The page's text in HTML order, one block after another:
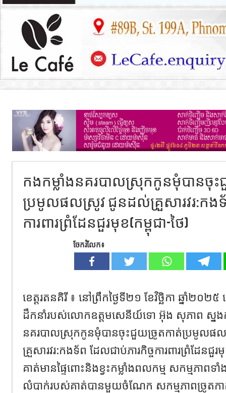
កងកម្លាំងនគរបាលស្រុកកូនមុំបានចុ
ប្រមូលផលស្រូវ ជូនដល់គ្រួសារវរ:កងទ័
ការពារព្រំដែនជួរមុខ(កម្ពុជា-ថៃ)
ចែករំលែក៖
ខេត្តរតនគិរី ៖ នៅព្រឹកថ្ងៃទី២១ ខែវិច្ឆិកា ឆ្នាំ២០២
ដឹកនាំរបស់លោកឧត្តមសេនីយ៍ទោ អ៊ុង សុភាព ស្នងកា
នគរបាលស្រុកកូនមុំបានចុះជួយច្រូតកាត់ប្រមូលផ
គ្រួសារវរ:កងទ័ព ដែលជាប់ភារកិច្ចការពារព្រំដែនជួ
គាត់មានផ្ទៃពោះនិងខ្វះកម្លាំងពលកម្ម សកម្មភា
លំបាក់របស់គាត់បានមួយចំណែក សកម្មភាពច្រូតកាត់